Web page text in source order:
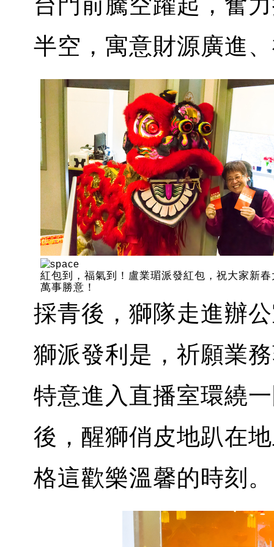
半空，寓意財源廣進
紅包到，福氣到！盧業瑂派發紅包，祝大家新春
萬事勝意！
採青後，獅隊走進辦
獅派發利是，祈願業
特意進入直播室環繞
後，醒獅俏皮地趴在
格這歡樂溫馨的時刻。